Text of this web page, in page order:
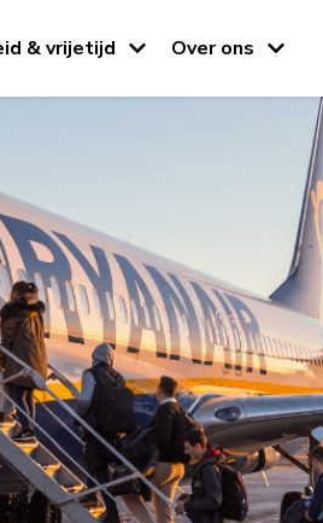
& vrijetijd Over ons